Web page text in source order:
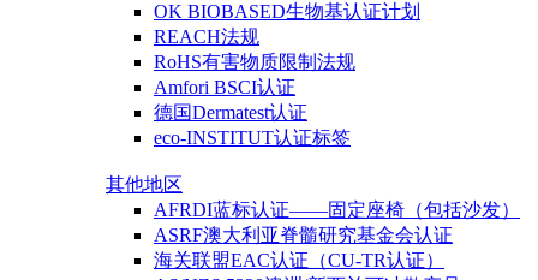
OK BIOBASED生物基认证计划
REACH法规
RoHS有害物质限制法规
Amfori BSCI认证
德国Dermatest认证
eco-INSTITUT认证标签
其他地区
AFRDI蓝标认证——固定座椅（包括沙发）
ASRF澳大利亚脊髓研究基金会认证
海关联盟EAC认证（CU-TR认证）